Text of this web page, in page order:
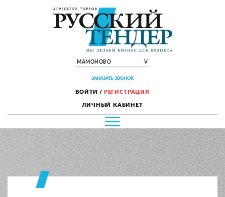
МАМОНОВО V
ЗАКАЗАТЬ ЗВОНОК
ВОЙТИ / РЕГИСТРАЦИЯ
ЛИЧНЫЙ КАБИНЕТ